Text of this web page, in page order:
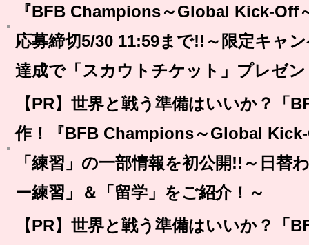
『BFB Champions～Global Kick-Off
応募締切5/30 11:59まで!!～限定キャ
達成で「スカウトチケット」プレゼ
【PR】世界と戦う準備はいいか？「
作！『BFB Champions～Global
「練習」の一部情報を初公開!!～日替
ー練習」＆「留学」をご紹介！～
【PR】世界と戦う準備はいいか？「